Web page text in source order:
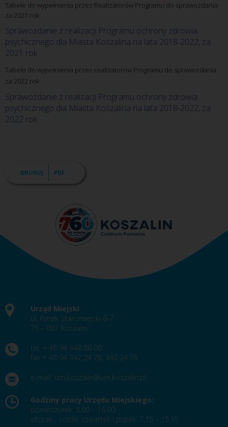
Tabele do wypełnienia przez Realizatorów Programu do sprawozdania
za 2021 rok
Sprawozdanie z realizacji Programu ochrony zdrowia
psychicznego dla Miasta Koszalina na lata 2018-2022, za
2021 rok
Tabele do wypełnienia przez realizatorów Programu do sprawozdania
za 2022 rok
Sprawozdanie z realizacji Programu ochrony zdrowia
psychicznego dla Miasta Koszalina na lata 2018-2022, za
2022 rok
DRUKUJ PDF
Urząd Miejski
ul. Rynek Staromiejski 6-7
75 – 007 Koszalin
tel. + 48 94 348 86 00
fax + 48 94 342 24 78, 342 24 78
e-mail: um.koszalin@um.koszalin.pl
Godziny pracy Urzędu Miejskiego:
poniedziałek: 8.00 – 16.00
wtorek , środa, czwartek i piątek: 7.15 – 15.15